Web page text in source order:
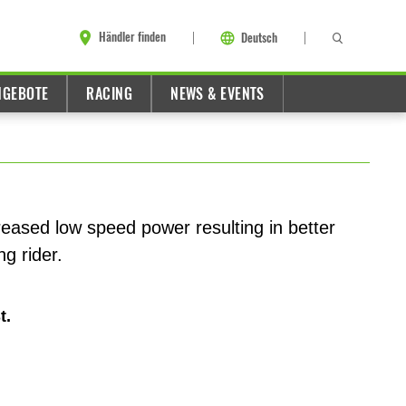
Händler finden Deutsch
RACING NEWS & EVENTS
low speed power resulting in better
rider.